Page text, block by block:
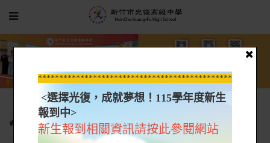
光復新聞
大學營隊資訊
轉知 國立中山大學海洋科學系預計114年6月30日至7月3日舉辦
*****************************************************
<選擇光復，成就夢想！115學年度新生
報到中>
新生報到相關資訊請按此參閱網站